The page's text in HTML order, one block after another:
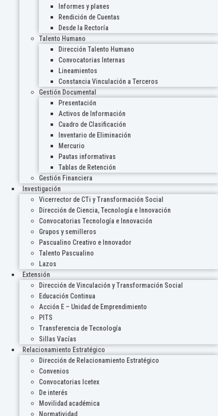
Informes y planes
Rendición de Cuentas
Desde la Rectoría
Talento Humano
Dirección Talento Humano
Convocatorias Internas
Lineamientos
Constancia Vinculación a Terceros
Gestión Documental
Presentación
Activos de Información
Cuadro de Clasificación
Inventario de Eliminación
Mercurio
Pautas informativas
Tablas de Retención
Gestión Financiera
Investigación
Vicerrector de CTi y Transformación Social
Dirección de Ciencia, Tecnología e Innovación
Convocatorias Tecnología e Innovación
Grupos y semilleros
Pascualino Creativo e Innovador
Talento Pascualino
Lazos
Extensión
Dirección de Vinculación y Transformación Social
Educación Continua
Acción E – Unidad de Emprendimiento
PITS
Transferencia de Tecnología
Sillas Vacías
Relacionamiento Estratégico
Dirección de Relacionamiento Estratégico
Convenios
Convocatorias Icetex
De interés
Movilidad académica
Normatividad